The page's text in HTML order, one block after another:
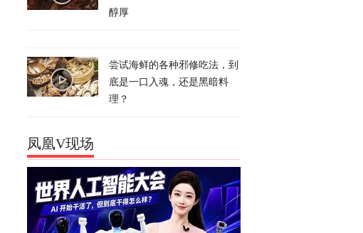
醇厚
尝试海鲜的各种邪修吃法，到
底是一口入魂，还是黑暗料
理？
凤凰V现场